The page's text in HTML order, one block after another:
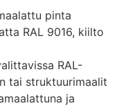
pinta
RAL 9016, kiilto
RAL-
tai struktuurimaalit
ja